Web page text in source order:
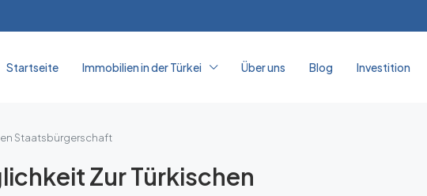
Startseite Immobilien in der Türkei Über uns Blog Investition
Staatsbürgerschaft
Zur Türkischen